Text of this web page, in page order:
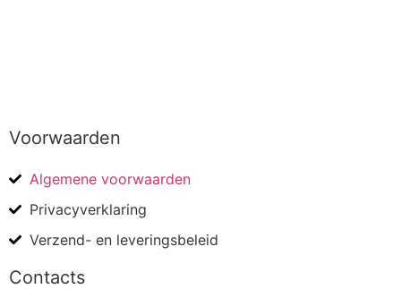
Voorwaarden
Algemene voorwaarden
Privacyverklaring
Verzend- en leveringsbeleid
Contacts